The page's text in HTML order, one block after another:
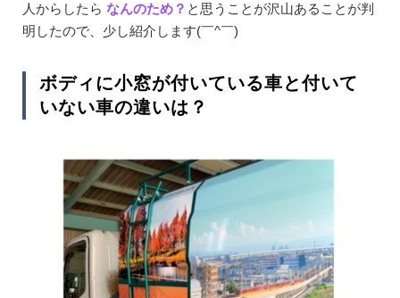
人からしたら なんのため？ と思うことが沢山あることが判
明したので、少し紹介します(￣^￣)ゞ
ボディに小窓が付いている車と付いて
いない車の違いは？